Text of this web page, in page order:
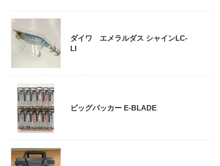
ダイワ エメラルダス シャインLC-
LI
ビッグバッカー E-BLADE